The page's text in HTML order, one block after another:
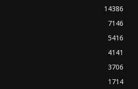
14386
7146
5416
4141
3706
1714